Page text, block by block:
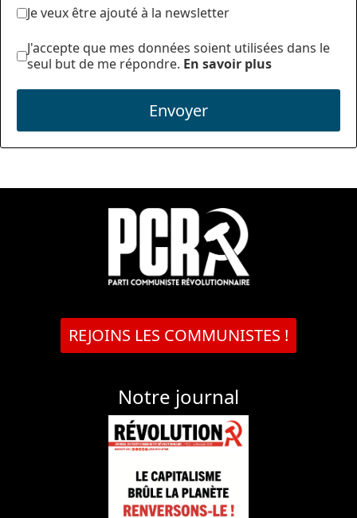
Je veux être ajouté à la newsletter
J'accepte que mes données soient utilisées dans le
seul but de me répondre. En savoir plus
Envoyer
REJOINS LES COMMUNISTES !
Notre journal